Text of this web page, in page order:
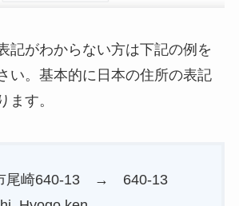
記がわからない方は下記の例を
い。基本的に日本の住所の表記
ます。
尾崎640-13 → 640-13